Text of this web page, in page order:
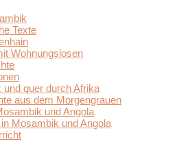
Texte
Wohnungslosen
und quer durch Afrika
aus dem Morgengrauen
und Angola
Mosambik und Angola